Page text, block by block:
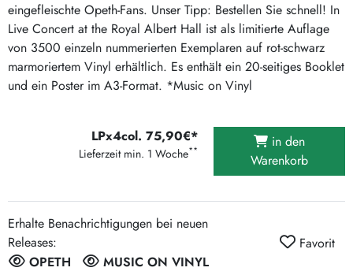
eingefleischte Opeth-Fans. Unser Tipp: Bestellen Sie schnell! In
Live Concert at the Royal Albert Hall ist als limitierte Auflage
von 3500 einzeln nummerierten Exemplaren auf rot-schwarz
marmoriertem Vinyl erhältlich. Es enthält ein 20-seitiges Booklet
und ein Poster im A3-Format. *Music on Vinyl
LPx4col. 75,90€*
Lieferzeit min. 1 Woche**
in den
Warenkorb
Erhalte Benachrichtigungen bei neuen
Releases:
OPETH
MUSIC ON VINYL
Favorit